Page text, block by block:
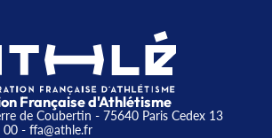
Française d'Athlétisme
de Coubertin - 75640 Paris Cedex 13
00- ffa@athle.fr